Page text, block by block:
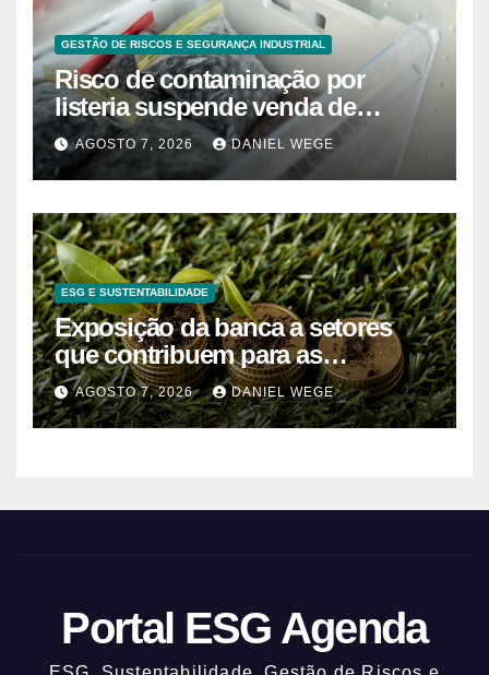
GESTÃO DE RISCOS E SEGURANÇA INDUSTRIAL
Risco de contaminação por
listeria suspende venda de
mirtilos em fábricas da América
do Norte – Mix Vale
AGOSTO 7, 2026 DANIEL WEGE
ESG E SUSTENTABILIDADE
Exposição da banca a setores
que contribuem para as
alterações climáticas mantém-se
nos 62%
AGOSTO 7, 2026 DANIEL WEGE
Portal ESG Agenda